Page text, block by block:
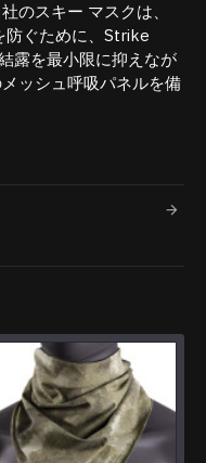
のスキー マスクは、
防ぐために、Strike
露を最小限に抑えなが
ッシュ呼吸パネルを備